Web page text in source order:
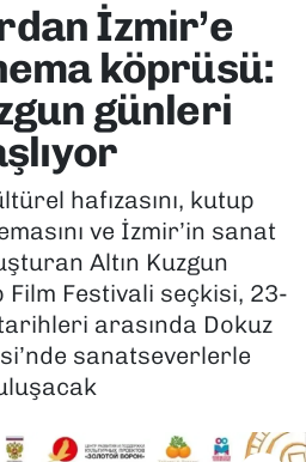
İzmir’e
köprüsü:
günleri
hafızasını, kutup
ve İzmir’in sanat
Altın Kuzgun
Festivali seçkisi, 23-
arasında Dokuz
sanatseverlerle